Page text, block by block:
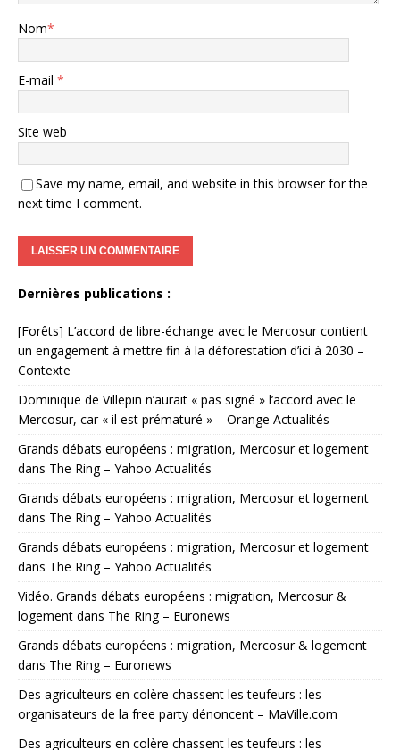
Nom*
E-mail *
Site web
Save my name, email, and website in this browser for the
next time I comment.
Dernières publications :
[Forêts] L’accord de libre-échange avec le Mercosur contient
un engagement à mettre fin à la déforestation d’ici à 2030 –
Contexte
Dominique de Villepin n’aurait « pas signé » l’accord avec le
Mercosur, car « il est prématuré » – Orange Actualités
Grands débats européens : migration, Mercosur et logement
dans The Ring – Yahoo Actualités
Grands débats européens : migration, Mercosur et logement
dans The Ring – Yahoo Actualités
Grands débats européens : migration, Mercosur et logement
dans The Ring – Yahoo Actualités
Vidéo. Grands débats européens : migration, Mercosur &
logement dans The Ring – Euronews
Grands débats européens : migration, Mercosur & logement
dans The Ring – Euronews
Des agriculteurs en colère chassent les teufeurs : les
organisateurs de la free party dénoncent – MaVille.com
Des agriculteurs en colère chassent les teufeurs : les